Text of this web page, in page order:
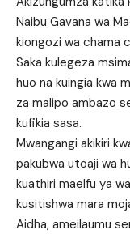
Naibu Gavana wa
kiongozi wa chama
Saka kulegeza
huo na kuingia kwa
za malipo ambazo
kufikia sasa.
Mwangangi akikiri
pakubwa utoaji wa
kuathiri maelfu ya
kusitishwa mara
Aidha, ameilaumu